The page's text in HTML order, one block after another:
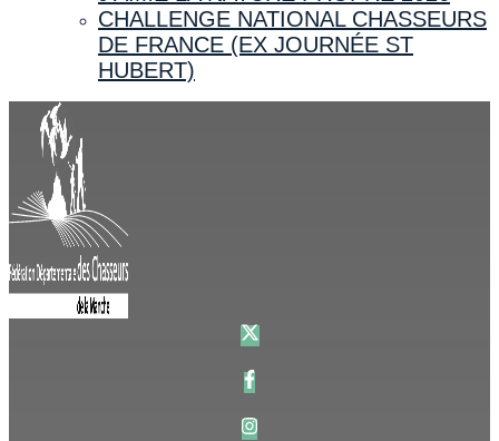
CHALLENGE NATIONAL CHASSEURS
DE FRANCE (EX JOURNÉE ST
HUBERT)